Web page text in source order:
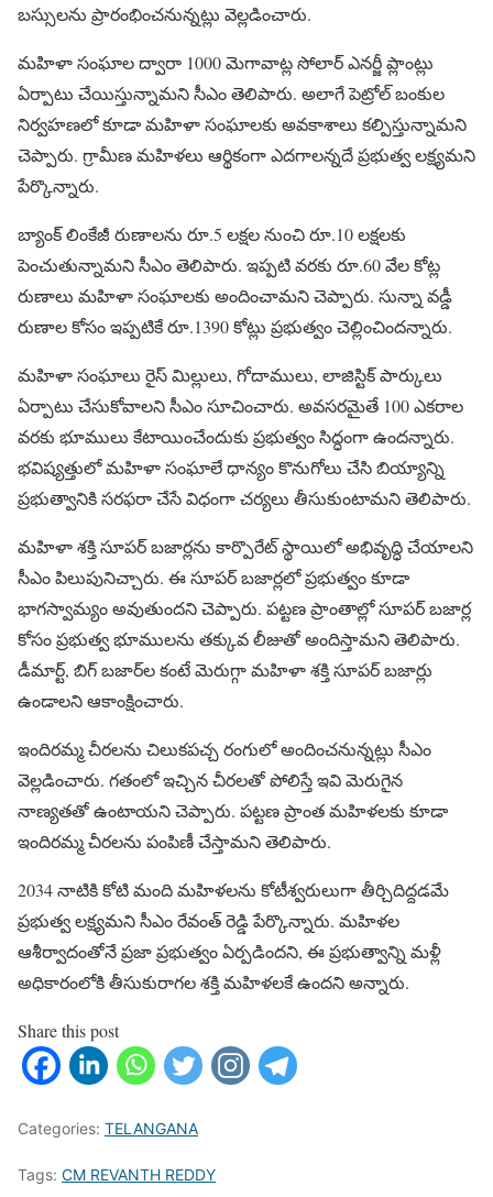
బస్సులను ప్రారంభించనున్నట్లు వెల్లడించారు.
మహిళా సంఘాల ద్వారా 1000 మెగావాట్ల సోలార్ ఎనర్జీ ప్లాంట్లు
ఏర్పాటు చేయిస్తున్నామని సీఎం తెలిపారు. అలాగే పెట్రోల్ బంకుల
నిర్వహణలో కూడా మహిళా సంఘాలకు అవకాశాలు కల్పిస్తున్నామని
చెప్పారు. గ్రామీణ మహిళలు ఆర్థికంగా ఎదగాలన్నదే ప్రభుత్వ లక్ష్యమని
పేర్కొన్నారు.
బ్యాంక్ లింకేజీ రుణాలను రూ.5 లక్షల నుంచి రూ.10 లక్షలకు
పెంచుతున్నామని సీఎం తెలిపారు. ఇప్పటి వరకు రూ.60 వేల కోట్ల
రుణాలు మహిళా సంఘాలకు అందించామని చెప్పారు. సున్నా వడ్డీ
రుణాల కోసం ఇప్పటికే రూ.1390 కోట్లు ప్రభుత్వం చెల్లించిందన్నారు.
మహిళా సంఘాలు రైస్ మిల్లులు, గోదాములు, లాజిస్టిక్ పార్కులు
ఏర్పాటు చేసుకోవాలని సీఎం సూచించారు. అవసరమైతే 100 ఎకరాల
వరకు భూములు కేటాయించేందుకు ప్రభుత్వం సిద్ధంగా ఉందన్నారు.
భవిష్యత్తులో మహిళా సంఘాలే ధాన్యం కొనుగోలు చేసి బియ్యాన్ని
ప్రభుత్వానికి సరఫరా చేసే విధంగా చర్యలు తీసుకుంటామని తెలిపారు.
మహిళా శక్తి సూపర్ బజార్లను కార్పొరేట్ స్థాయిలో అభివృద్ధి చేయాలని
సీఎం పిలుపునిచ్చారు. ఈ సూపర్ బజార్లలో ప్రభుత్వం కూడా
భాగస్వామ్యం అవుతుందని చెప్పారు. పట్టణ ప్రాంతాల్లో సూపర్ బజార్ల
కోసం ప్రభుత్వ భూములను తక్కువ లీజుతో అందిస్తామని తెలిపారు.
డీమార్ట్, బిగ్ బజార్‌ల కంటే మెరుగ్గా మహిళా శక్తి సూపర్ బజార్లు
ఉండాలని ఆకాంక్షించారు.
ఇందిరమ్మ చీరలను చిలుకపచ్చ రంగులో అందించనున్నట్లు సీఎం
వెల్లడించారు. గతంలో ఇచ్చిన చీరలతో పోలిస్తే ఇవి మెరుగైన
నాణ్యతతో ఉంటాయని చెప్పారు. పట్టణ ప్రాంత మహిళలకు కూడా
ఇందిరమ్మ చీరలను పంపిణీ చేస్తామని తెలిపారు.
2034 నాటికి కోటి మంది మహిళలను కోటీశ్వరులుగా తీర్చిదిద్దడమే
ప్రభుత్వ లక్ష్యమని సీఎం రేవంత్ రెడ్డి పేర్కొన్నారు. మహిళల
ఆశీర్వాదంతోనే ప్రజా ప్రభుత్వం ఏర్పడిందని, ఈ ప్రభుత్వాన్ని మళ్లీ
అధికారంలోకి తీసుకురాగల శక్తి మహిళలకే ఉందని అన్నారు.
Share this post
Categories: TELANGANA
Tags: CM REVANTH REDDY